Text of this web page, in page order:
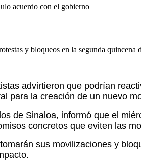
acuerdo con el gobierno
y bloqueos en la segunda
advirtieron que podrían
para la creación de un nuevo
de Sinaloa, informó que el
concretos que eviten las
sus movilizaciones y